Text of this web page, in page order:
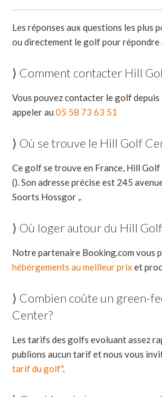
Les réponses aux questions les plus
ou directement le golf pour répondre
⟩ Comment contacter Hill
Vous pouvez contacter le golf depuis
appeler au 05 58 73 63 51
⟩ Où se trouve le Hill Golf
Ce golf se trouve en France, Hill
(). Son adresse précise est 245
Soorts Hossgor ,.
⟩ Où loger autour du Hill
Notre partenaire Booking.com vous
hébérgements au meilleur prix et
⟩ Combien coûte un green-
Center?
Les tarifs des golfs evoluant assez
publions aucun tarif et nous vous
tarif du golf".